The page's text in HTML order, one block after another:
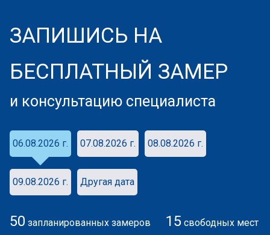
ЗАПИШИСЬ НА
БЕСПЛАТНЫЙ ЗАМЕР
и консультацию специалиста
06.08.2026 г. 07.08.2026 г. 08.08.2026 г.
09.08.2026 г. Другая дата
50 запланированных замеров 15 свободных мест